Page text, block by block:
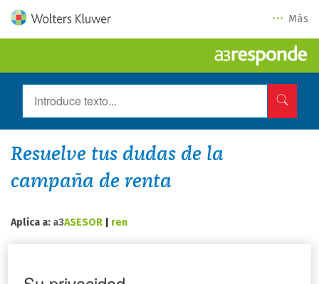
Más
Resuelve tus dudas de la
campaña de renta
Aplica a: a3ASESOR ren